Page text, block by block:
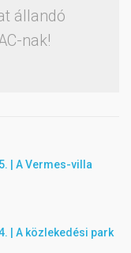
állandó
nak!
| A Vermes-villa
| A közlekedési park